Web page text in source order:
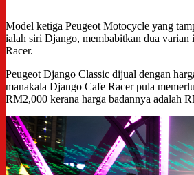
Model ketiga Peugeot Motocycle yang
ialah siri Django, membabitkan dua varian
Racer.
Peugeot Django Classic dijual dengan
manakala Django Cafe Racer pula
RM2,000 kerana harga badannya adalah